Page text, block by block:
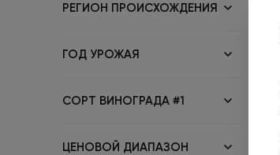
РЕГИОН ПРОИСХОЖДЕНИЯ
ГОД УРОЖАЯ
СОРТ ВИНОГРАДА #1
ЦЕНОВОЙ ДИАПАЗОН